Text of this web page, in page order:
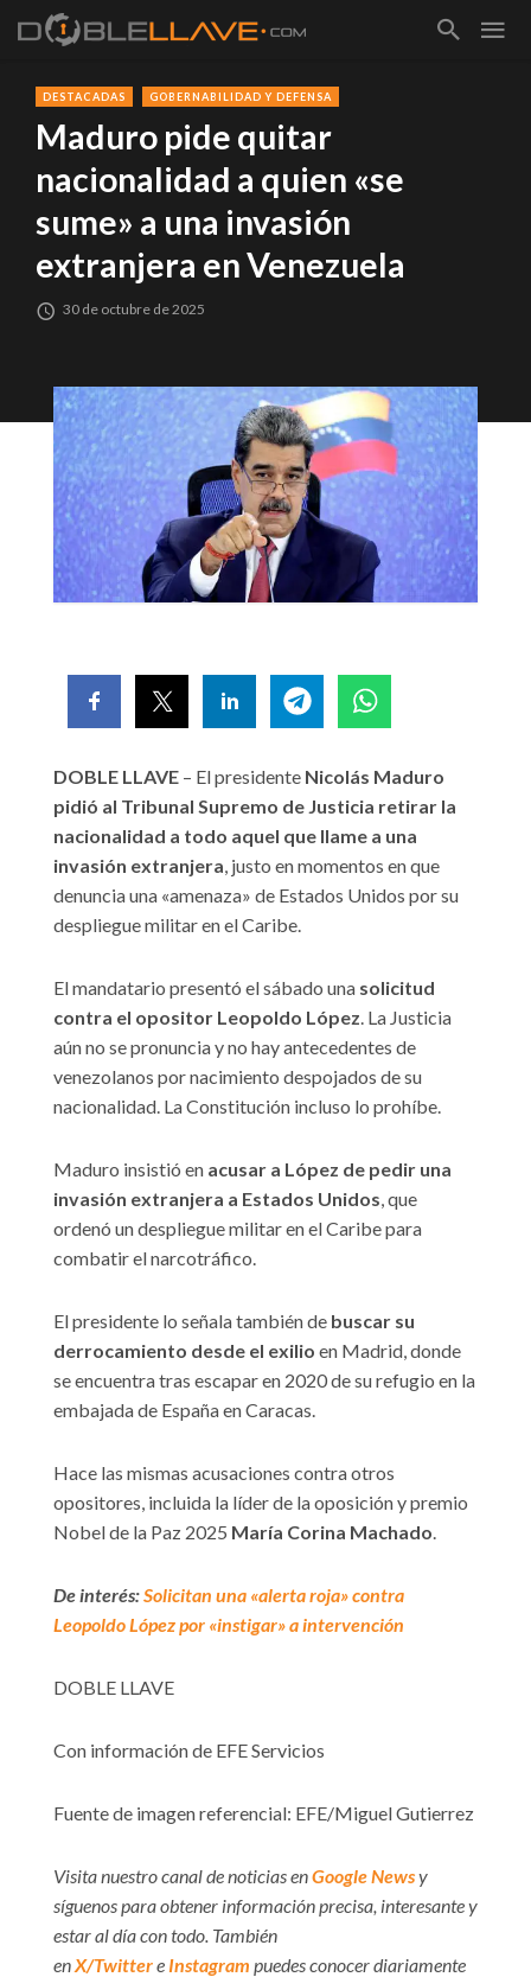
DESTACADAS GOBERNABILIDAD Y DEFENSA
Maduro pide quitar
nacionalidad a quien «se
sume» a una invasión
extranjera en Venezuela
30 de octubre de 2025
DOBLE LLAVE – El presidente Nicolás Maduro
pidió al Tribunal Supremo de Justicia retirar la
nacionalidad a todo aquel que llame a una
invasión extranjera , justo en momentos en que
denuncia una «amenaza» de Estados Unidos por su
despliegue militar en el Caribe.
El mandatario presentó el sábado una solicitud
contra el opositor Leopoldo López . La Justicia
aún no se pronuncia y no hay antecedentes de
venezolanos por nacimiento despojados de su
nacionalidad. La Constitución incluso lo prohíbe.
Maduro insistió en acusar a López de pedir una
invasión extranjera a Estados Unidos , que
ordenó un despliegue militar en el Caribe para
combatir el narcotráfico.
El presidente lo señala también de buscar su
derrocamiento desde el exilio en Madrid, donde
se encuentra tras escapar en 2020 de su refugio en la
embajada de España en Caracas.
Hace las mismas acusaciones contra otros
opositores, incluida la líder de la oposición y premio
Nobel de la Paz 2025 María Corina Machado
De interés:Solicitan una «alerta roja» contra
Leopoldo López por «instigar» a intervención
DOBLE LLAVE
Con información de EFE Servicios
Fuente de imagen referencial: EFE/Miguel Gutierrez
Visita nuestro canal de noticias enGoogle Newsy
síguenos para obtener información precisa, interesante y
estar al día con todo. También
en X/Twittere Instagram puedes conocer diariamente